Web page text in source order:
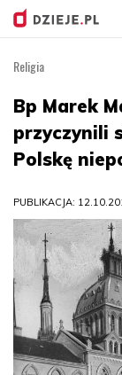
Religia
Bp Marek
przyczynili
Polskę
PUBLIKACJA: